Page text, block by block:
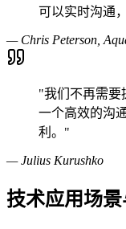
可以实时沟通
— Chris Peterson,
"我们不再需要
一个高效的沟
利。"
— Julius Kurushko
技术应用场